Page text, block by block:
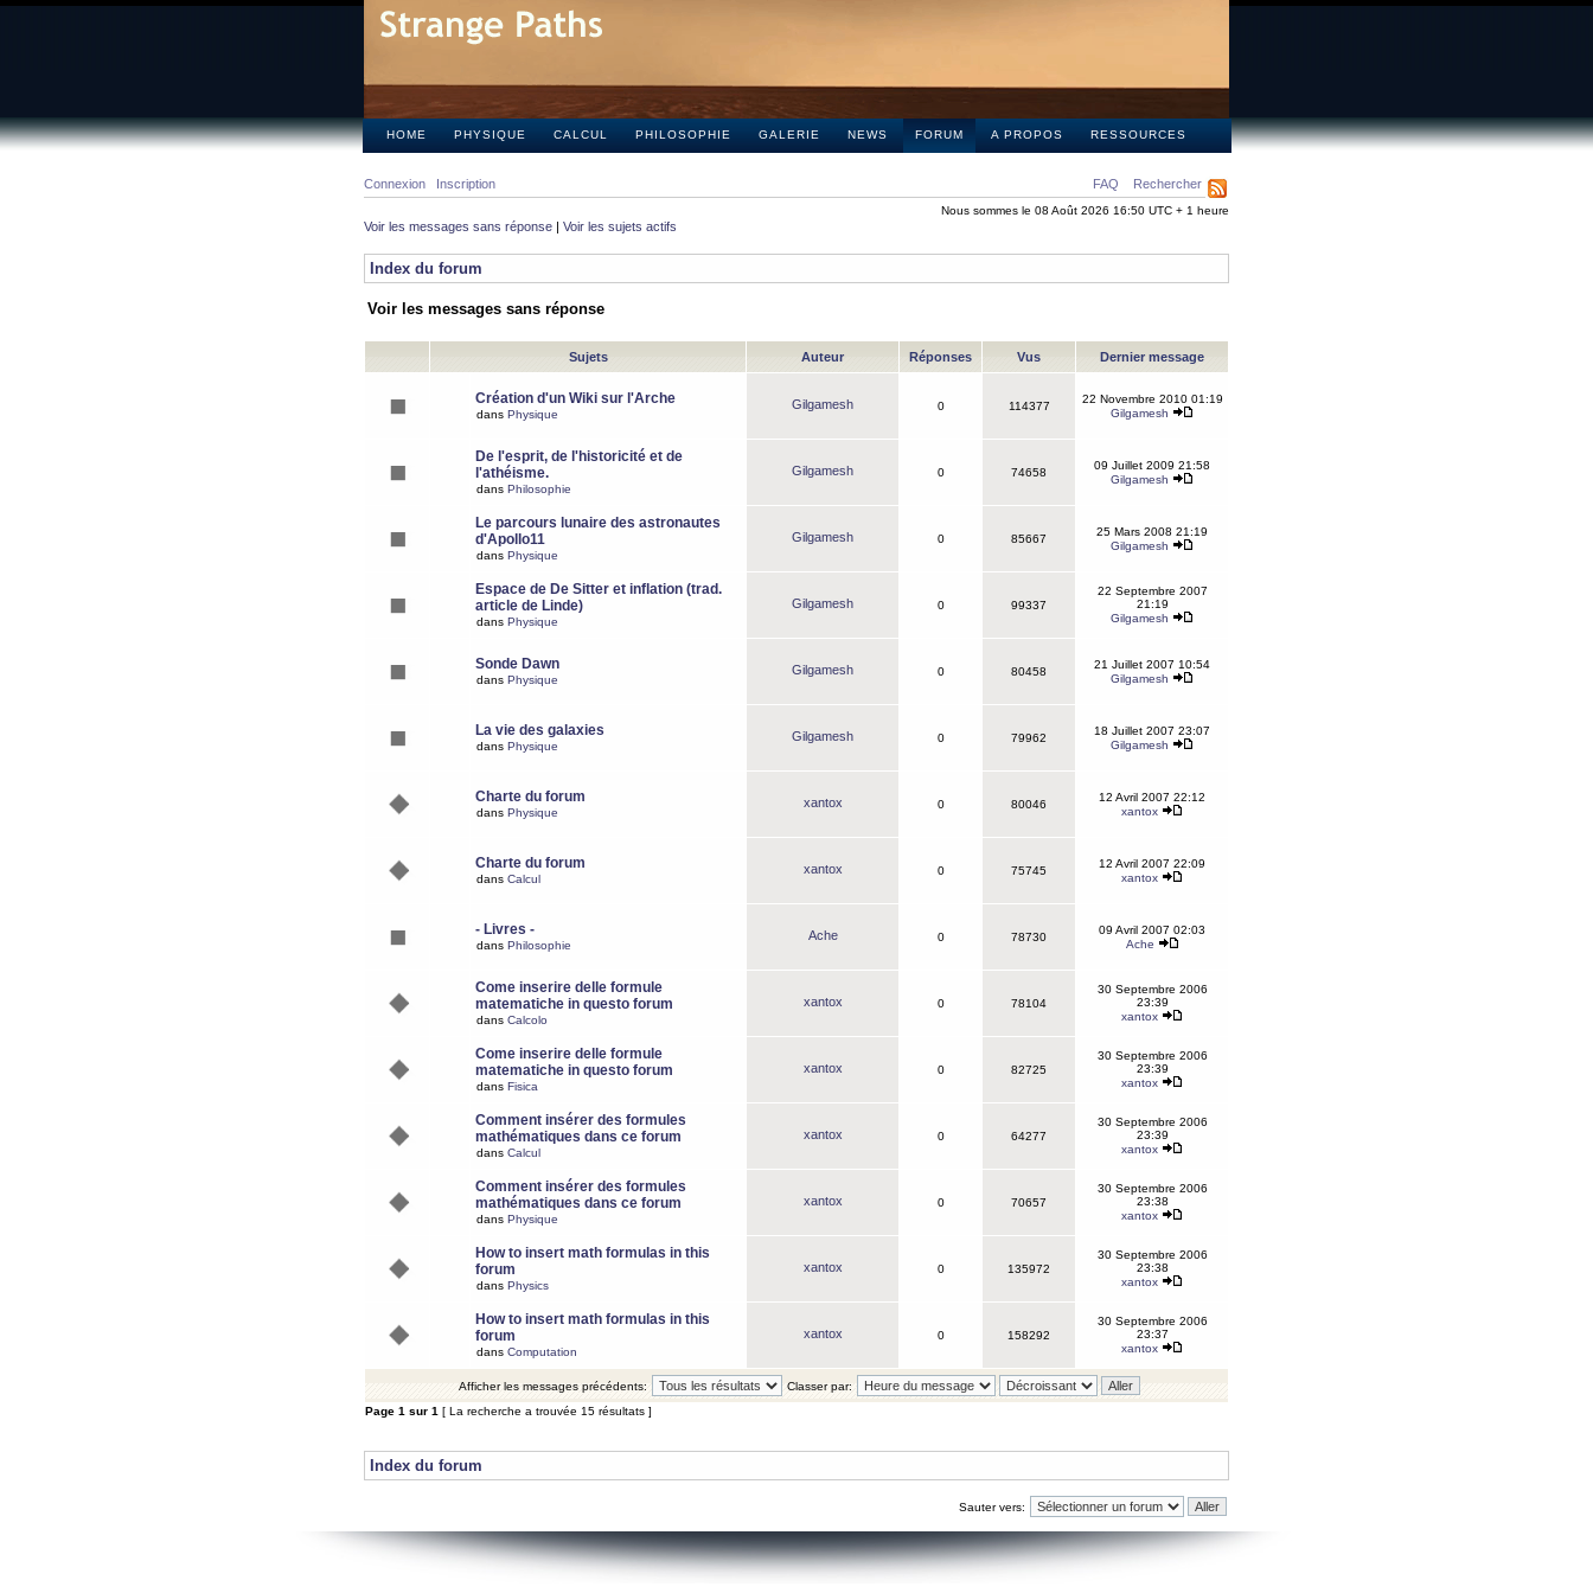
HOME PHYSIQUE CALCUL PHILOSOPHIE GALERIE NEWS FORUM A PROPOS RESSOURCES
FAQ Rechercher
Connexion Inscription
Nous sommes le 08 Août 2026 16:50 UTC + 1 heure
Voir les messages sans réponse | Voir les sujets actifs
Index du forum
Voir les messages sans réponse
Sujets Auteur Réponses Vus Dernier message
Création d'un Wiki sur l'Arche
dans Physique
Gilgamesh 0 114377
22 Novembre 2010 01:19
Gilgamesh
De l'esprit, de l'historicité et de
l'athéisme.
dans Philosophie
Gilgamesh 0 74658
09 Juillet 2009 21:58
Gilgamesh
Le parcours lunaire des astronautes
d'Apollo11
dans Physique
Gilgamesh 0 85667
25 Mars 2008 21:19
Gilgamesh
Espace de De Sitter et inflation (trad.
article de Linde)
dans Physique
Gilgamesh 0 99337
22 Septembre 2007
21:19
Gilgamesh
Sonde Dawn
dans Physique
Gilgamesh 0 80458
21 Juillet 2007 10:54
Gilgamesh
La vie des galaxies
dans Physique
Gilgamesh 0 79962
18 Juillet 2007 23:07
Gilgamesh
Charte du forum
dans Physique
xantox 0 80046
12 Avril 2007 22:12
xantox
Charte du forum
dans Calcul
xantox 0 75745
12 Avril 2007 22:09
xantox
- Livres -
dans Philosophie
Ache 0 78730
09 Avril 2007 02:03
Ache
Come inserire delle formule
matematiche in questo forum
dans Calcolo
xantox 0 78104
30 Septembre 2006
23:39
xantox
Come inserire delle formule
matematiche in questo forum
dans Fisica
xantox 0 82725
30 Septembre 2006
23:39
xantox
Comment insérer des formules
mathématiques dans ce forum
dans Calcul
xantox 0 64277
30 Septembre 2006
23:39
xantox
Comment insérer des formules
mathématiques dans ce forum
dans Physique
xantox 0 70657
30 Septembre 2006
23:38
xantox
How to insert math formulas in this
forum
dans Physics
xantox 0 135972
30 Septembre 2006
23:38
xantox
How to insert math formulas in this
forum
dans Computation
xantox 0 158292
30 Septembre 2006
23:37
xantox
Afficher les messages précédents:
Classer par:
Page 1 sur 1 [ La recherche a trouvée 15 résultats ]
Index du forum
Sauter vers: